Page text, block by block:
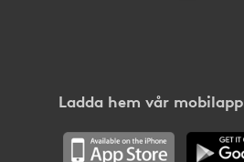
Ladda hem vår mobilapp